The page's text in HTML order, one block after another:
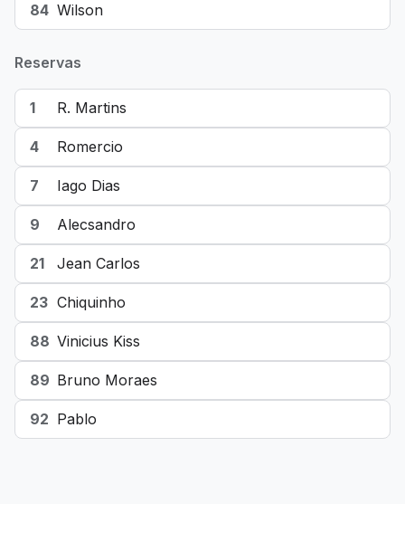
84 Wilson
Reservas
1 R. Martins
4 Romercio
7 Iago Dias
9 Alecsandro
21 Jean Carlos
23 Chiquinho
88 Vinicius Kiss
89 Bruno Moraes
92 Pablo